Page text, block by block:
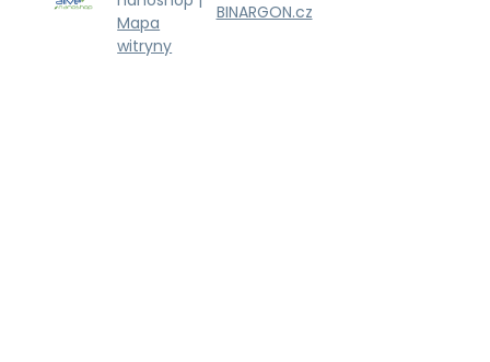
Mapa
witryny
BINARGON.cz